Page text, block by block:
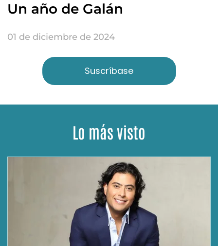
Un año de Galán
01 de diciembre de 2024
Suscríbase
Lo más visto